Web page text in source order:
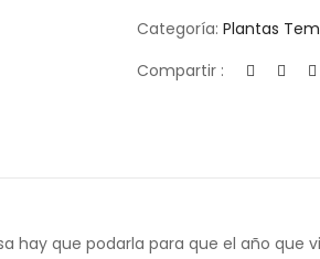
Categoría:Plantas
Compartir :
hay que podarla para que el año que